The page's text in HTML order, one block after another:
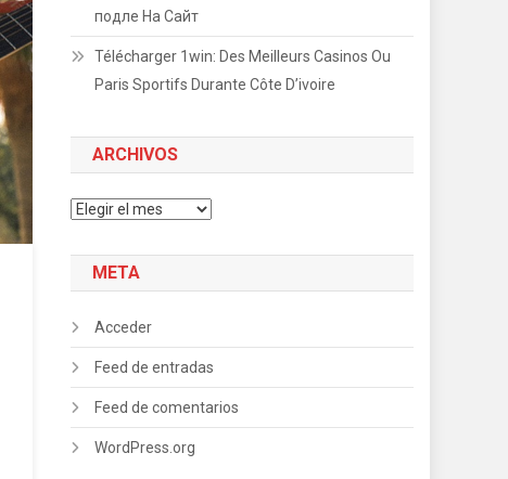
подле На Сайт
Télécharger 1win: Des Meilleurs Casinos Ou
Paris Sportifs Durante Côte D’ivoire
ARCHIVOS
Archivos
META
Acceder
Feed de entradas
Feed de comentarios
WordPress.org